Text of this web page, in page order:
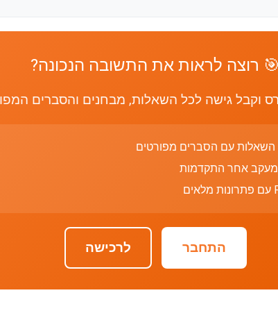
🎯 רוצה לראות את התשובה הנכונה?
וקבל גישה לכל השאלות, מבחנים והסברים
השאלות עם הסברים מפורטים
אחר התקדמות
התחבר לרכישה